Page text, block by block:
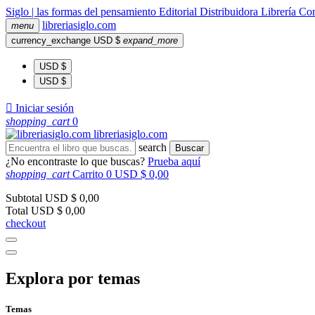
Siglo | las formas del pensamiento Editorial Distribuidora Librería
menu libreriasiglo.com
currency_exchange USD $ expand_more
USD $
USD $
 Iniciar sesión
shopping_cart 0
libreriasiglo.com
search
Buscar
¿No encontraste lo que buscas? Prueba aquí
shopping_cart Carrito 0 USD $ 0,00
Subtotal USD $ 0,00
Total USD $ 0,00
checkout
Explora por temas
Temas